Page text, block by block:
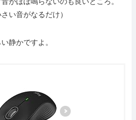
い音がなるだけ）
静かですよ。